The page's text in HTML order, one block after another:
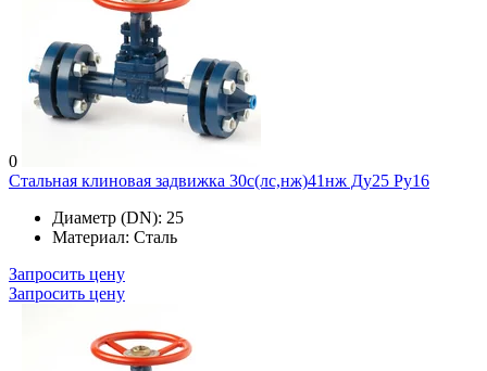
0
Стальная клиновая задвижка 30с(лс,нж)41нж Ду25 Ру16
Диаметр (DN): 25
Материал: Сталь
Запросить цену
Запросить цену